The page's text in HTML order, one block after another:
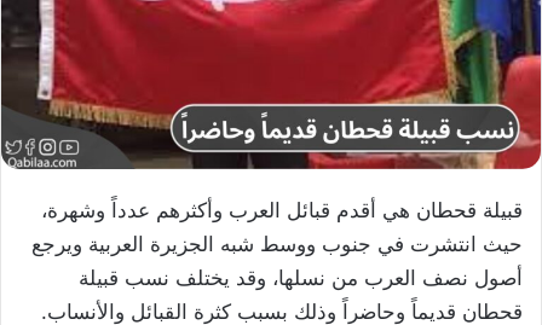
قبيلة قحطان هي أقدم قبائل العرب وأكثرهم عدداً وشهرة،
حيث انتشرت في جنوب ووسط شبه الجزيرة العربية ويرجع
أصول نصف العرب من نسلها، وقد يختلف نسب قبيلة
قحطان قديماً وحاضراً وذلك بسبب كثرة القبائل والأنساب.